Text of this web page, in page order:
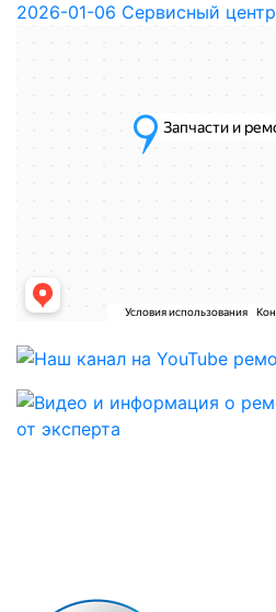
2026-01-06 Сервисный центр